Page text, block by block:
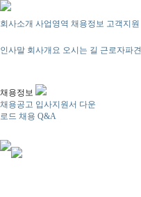
회사소개 사업영역 채용정보 고객지원
인사말 회사개요 오시는 길 근로자파견
채용정보
채용공고 입사지원서 다운
로드 채용 Q&A